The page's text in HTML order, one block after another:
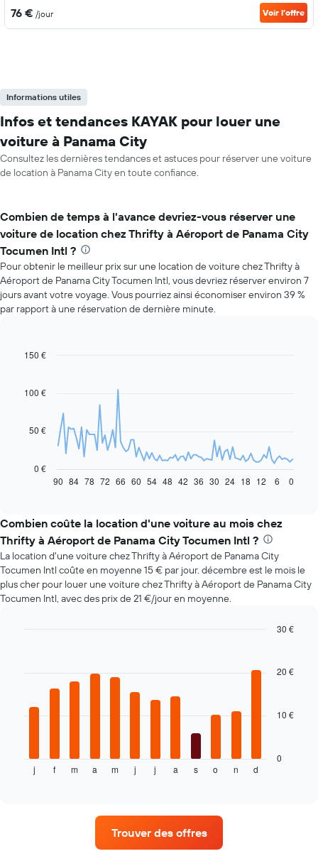
76 € /jour Voir l’offre
Informations utiles
Infos et tendances KAYAK pour louer une
voiture à Panama City
Consultez les dernières tendances et astuces pour réserver une voiture
de location à Panama City en toute confiance.
Combien de temps à l'avance devriez-vous réserver une
voiture de location chez Thrifty à Aéroport de Panama City
Tocumen Intl ?
Pour obtenir le meilleur prix sur une location de voiture chez Thrifty à
Aéroport de Panama City Tocumen Intl, vous devriez réserver environ 7
jours avant votre voyage. Vous pourriez ainsi économiser environ 39 %
par rapport à une réservation de dernière minute.
Line
91
data
graphique
dessous
des
prix
d'une
voiture
de
location
à
réservation
Sur
axe
Chart
0 €
50 €
100 €
150 €
90 84 78 72 66 60 54 48 42 36 30 24 18 12 6 0
Combien coûte la location d'une voiture au mois chez
Thrifty à Aéroport de Panama City Tocumen Intl ?
La location d'une voiture chez Thrifty à Aéroport de Panama City
Tocumen Intl coûte en moyenne 15 € par jour. décembre est le mois le
plus cher pour louer une voiture chez Thrifty à Aéroport de Panama City
Tocumen Intl, avec des prix de 21 €/jour en moyenne.
dessous
indique
j f m a m j j a s o n d
0
10 €
20 €
30 €
Trouver des offres